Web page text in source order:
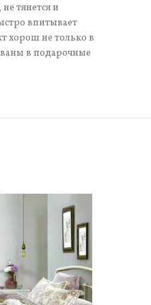
тянется и
впитывает
хорош не только в
в подарочные